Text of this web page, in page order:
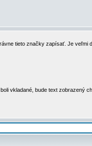
tieto značky zapísať. Je veľmi
vkladané, bude text zobrazený